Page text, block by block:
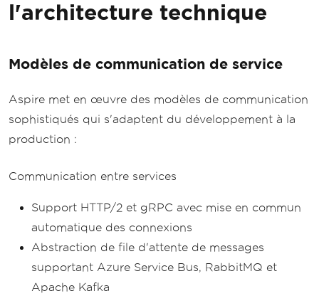
l'architecture technique
Modèles de communication de service
Aspire met en œuvre des modèles de communication
sophistiqués qui s'adaptent du développement à la
production :
Communication entre services
Support HTTP/2 et gRPC avec mise en commun
automatique des connexions
Abstraction de file d'attente de messages
supportant Azure Service Bus, RabbitMQ et
Apache Kafka